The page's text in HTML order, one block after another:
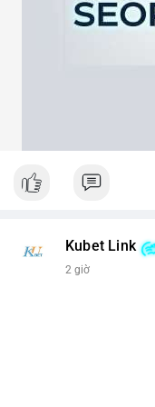
theo cảm xúc, hãy đặt
Kubet Link
2 giờ